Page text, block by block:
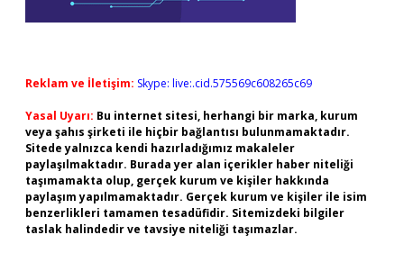
Reklam ve İletişim: Skype: live:.cid.575569c608265c69
Yasal Uyarı: Bu internet sitesi, herhangi bir marka, kurum
veya şahıs şirketi ile hiçbir bağlantısı bulunmamaktadır.
Sitede yalnızca kendi hazırladığımız makaleler
paylaşılmaktadır. Burada yer alan içerikler haber niteliği
taşımamakta olup, gerçek kurum ve kişiler hakkında
paylaşım yapılmamaktadır. Gerçek kurum ve kişiler ile isim
benzerlikleri tamamen tesadüfidir. Sitemizdeki bilgiler
taslak halindedir ve tavsiye niteliği taşımazlar.